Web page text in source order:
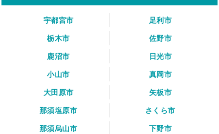
宇都宮市
足利市
栃木市
佐野市
鹿沼市
日光市
小山市
真岡市
大田原市
矢板市
那須塩原市
さくら市
那須烏山市
下野市